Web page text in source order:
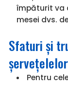
împăturit va
mesei dvs.
Sfaturi și
Pentru